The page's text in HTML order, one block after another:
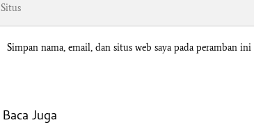
Simpan nama, email, dan situs web saya pada peramban
Baca Juga